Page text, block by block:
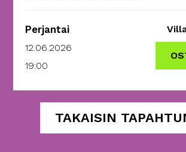
Perjantai
12.06.2026
19:00
TAKAISIN